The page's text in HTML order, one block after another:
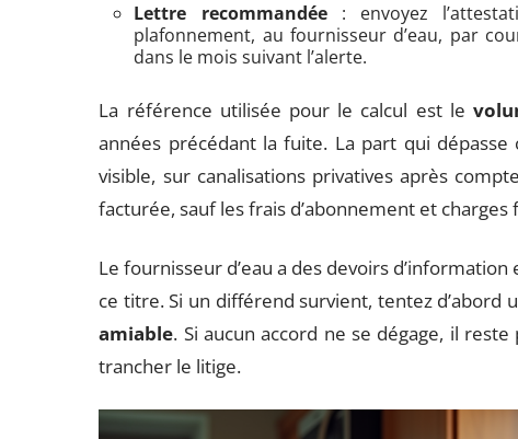
Lettre recommandée: envoyez
plafonnement, au fournisseur d’eau, par
dans le mois suivant l’alerte.
La référence utilisée pour le calcul est le
années précédant la fuite. La part qui
visible, sur canalisations privatives après
facturée, sauf les frais d’abonnement et charges
Le fournisseur d’eau a des devoirs
ce titre. Si un différend survient, tentez d’abord
amiable. Si aucun accord ne se dégage, il
trancher le litige.